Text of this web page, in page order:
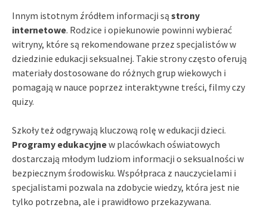
Innym istotnym źródłem informacji są strony
internetowe. Rodzice i opiekunowie powinni wybierać
witryny, które są rekomendowane przez specjalistów w
dziedzinie edukacji seksualnej. Takie strony często oferują
materiały dostosowane do różnych grup wiekowych i
pomagają w nauce poprzez interaktywne treści, filmy czy
quizy.
Szkoły też odgrywają kluczową rolę w edukacji dzieci.
Programy edukacyjnew placówkach oświatowych
dostarczają młodym ludziom informacji o seksualności w
bezpiecznym środowisku. Współpraca z nauczycielami i
specjalistami pozwala na zdobycie wiedzy, która jest nie
tylko potrzebna, ale i prawidłowo przekazywana.